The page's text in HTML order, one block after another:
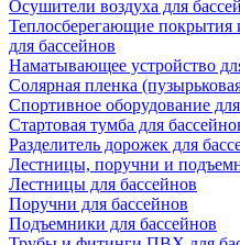
Осушители воздуха для
Теплосберегающие покрытия
для бассейнов
Наматывающее устройство
Солярная пленка
Спортивное оборудование
Стартовая тумба для
Разделитель дорожек для
Лестницы, поручни и
Лестницы для бассейнов
Поручни для бассейнов
Подъемники для бассейнов